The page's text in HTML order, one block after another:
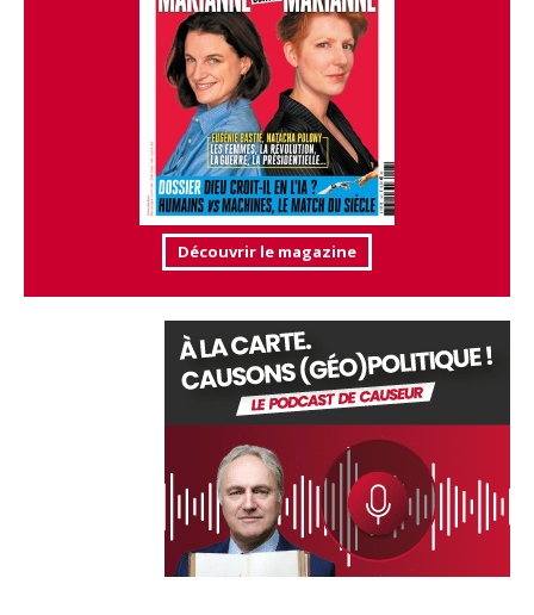
Découvrir le magazine